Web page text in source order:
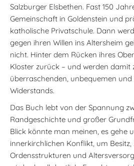
Salzburger Elsbethen. Fast 150
Gemeinschaft in Goldenstein und
katholische Privatschule. Dann
gegen ihren Willen ins Altersheim
nicht. Hinter dem Rücken ihres
Kloster zurück – und werden damit
überraschenden, unbequemen
Widerstands.
Das Buch lebt von der Spannung
Randgeschichte und großer
Blick könnte man meinen, es gehe
innerkirchlichen Konflikt, um
Ordensstrukturen und